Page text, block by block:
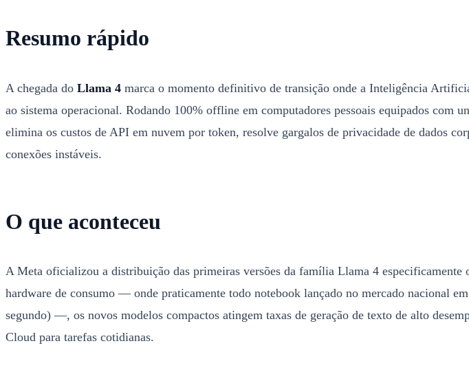
Resumo rápido
A chegada do Llama 4 marca o momento definitivo de transição onde a Inteligência
ao sistema operacional. Rodando 100% offline em computadores pessoais equipados com
elimina os custos de API em nuvem por token, resolve gargalos de privacidade de dados
conexões instáveis.
O que aconteceu
A Meta oficializou a distribuição das primeiras versões da família Llama 4
hardware de consumo — onde praticamente todo notebook lançado no mercado nacional
segundo) —, os novos modelos compactos atingem taxas de geração de texto de alto
Cloud para tarefas cotidianas.